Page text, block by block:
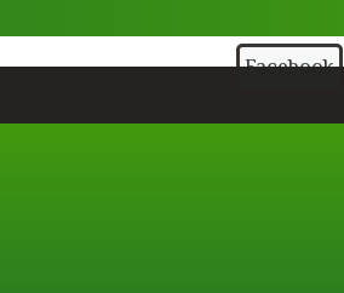
Facebook